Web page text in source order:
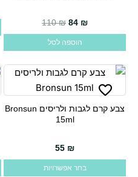
110₪ 84 ₪
הוספה לסל
צבע קרם לגבות ולריסים Bronsun
15ml
55 ₪
בחר אפשרויות
למוצר